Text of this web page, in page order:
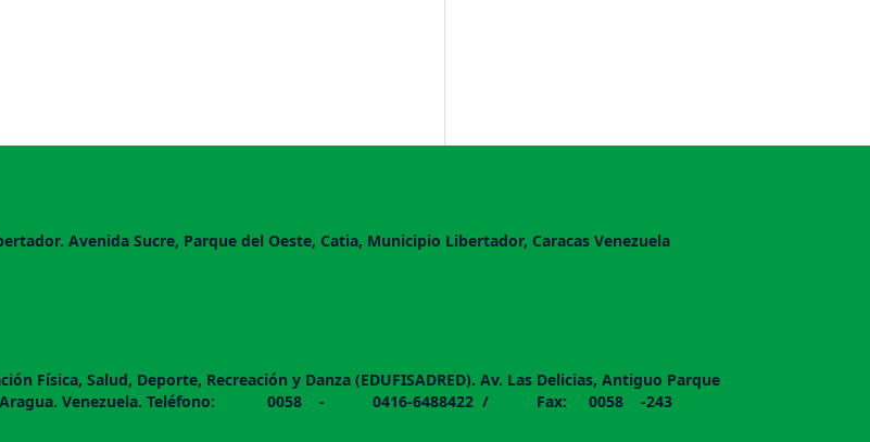
Avenida Sucre, Parque del Oeste, Catia, Municipio Libertador, Caracas Venezuela
Física, Salud, Deporte, Recreación y Danza (EDUFISADRED). Av. Las Delicias, Antiguo Parque
Aragua. Venezuela. Teléfono: 0058 - 0416-6488422 / Fax: 0058 -243